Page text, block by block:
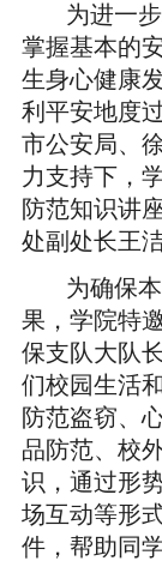
为进一
掌握基本的
生身心健康
利平安地度
市公安局、
力支持下，
防范知识讲
处副处长王
为确保
果，学院特
保支队大队
们校园生活
防范盗窃、
品防范、校
识，通过形
场互动等形
件，帮助同